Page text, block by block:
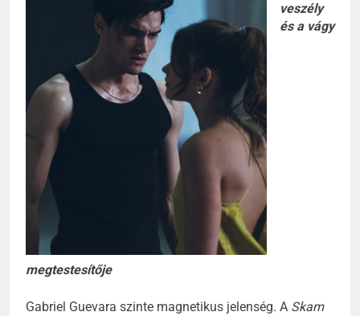
veszély
és a vágy
megtestesítője
Gabriel Guevara szinte magnetikus jelenség. A Skam